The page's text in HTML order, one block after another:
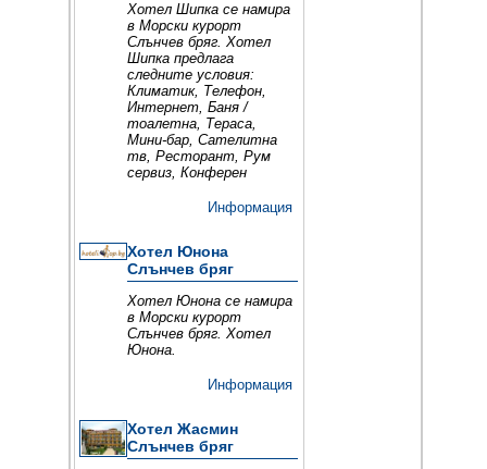
Хотел Шипка се намира
в Морски курорт
Слънчев бряг. Хотел
Шипка предлага
следните условия:
Климатик, Телефон,
Интернет, Баня /
тоалетна, Тераса,
Мини-бар, Сателитна
тв, Ресторант, Рум
сервиз, Конферен
Информация
Хотел Юнона
Слънчев бряг
Хотел Юнона се намира
в Морски курорт
Слънчев бряг. Хотел
Юнона.
Информация
Хотел Жасмин
Слънчев бряг